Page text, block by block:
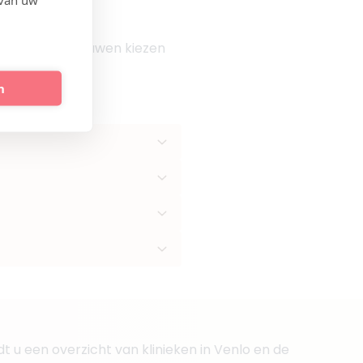
meer vertrouwen kiezen
een overzicht van klinieken in Venlo en de